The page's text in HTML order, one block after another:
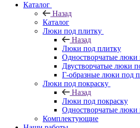
Каталог
Назад
Каталог
Люки под плитку
Назад
Люки под плитку
Одностворчатые люки
Двустворчатые люки
Г-образные люки под
Люки под покраску
Назад
Люки под покраску
Одностворчатые люки
Комплектующие